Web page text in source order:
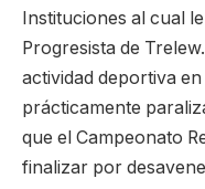
Instituciones al cual
Progresista de
actividad deportiva
prácticamente
que el Campeonato
finalizar por